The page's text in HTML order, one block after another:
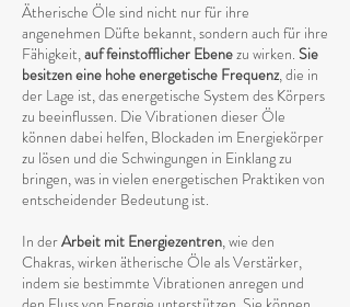
Ätherische Öle sind nicht nur für ihre
angenehmen Düfte bekannt, sondern auch für ihre
Fähigkeit,auf feinstofflicher Ebenezu wirken. Sie
besitzen eine hohe energetische Frequenz, die in
der Lage ist, das energetische System des Körpers
zu beeinflussen. Die Vibrationen dieser Öle
können dabei helfen, Blockaden im Energiekörper
zu lösen und die Schwingungen in Einklang zu
bringen, was in vielen energetischen Praktiken von
entscheidender Bedeutung ist.
In derArbeit mit Energiezentren, wie den
Chakras, wirken ätherische Öle als Verstärker,
indem sie bestimmte Vibrationen anregen und